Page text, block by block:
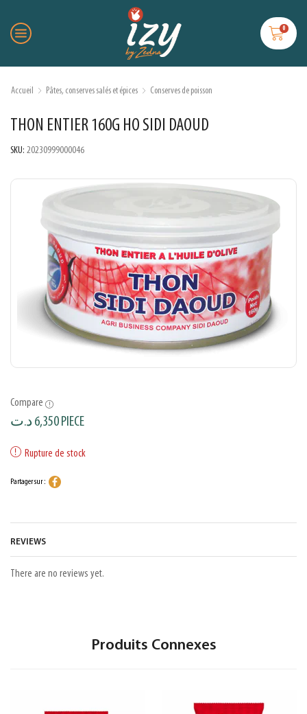
0
Accueil Pâtes, conserves salés et épices Conserves de poisson
THON ENTIER 160G HO SIDI DAOUD
SKU: 20230999000046
Compare
6,350د.ت PIECE
Rupture de stock
Partager sur :
REVIEWS
There are no reviews yet.
Produits Connexes